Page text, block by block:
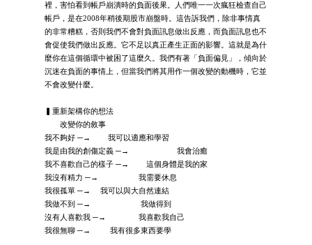
裡，害怕看到帳戶崩潰時的負面後果。人們唯一一次瘋狂檢查自己
帳戶，是在2008年稍後期股市崩盤時。這告訴我們，除非事情真
的非常糟糕，否則我們不會對負面訊息做出反應，而負面訊息也不
會促使我們做出反應。它不足以真正產生正面的影響。這就是為什
麼你在這個循環中被困了這麼久。我們有著「負面偏見」，傾向於
沉迷在負面的事情上，但當我們將其用作一個改變的動機時，它並
不會改變什麼。
▍重新架構你的想法
改變你的敘事
我不夠好 ─→ 我可以適應和學習
我是由我的創傷定義 ─→ 我會治癒
我不喜歡自己的樣子 ─→ 這個身體是我的家
我沒有精力 ─→ 我需要休息
我很孤單 ─→ 我可以與大自然連結
我做不到 ─→ 我做得到
沒有人喜歡我 ─→ 我喜歡我自己
我很無聊 ─→ 我有很多東西要學